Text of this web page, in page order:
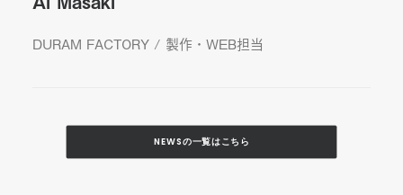
DURAM FACTORY / 製作・WEB担当
NEWSの一覧はこちら